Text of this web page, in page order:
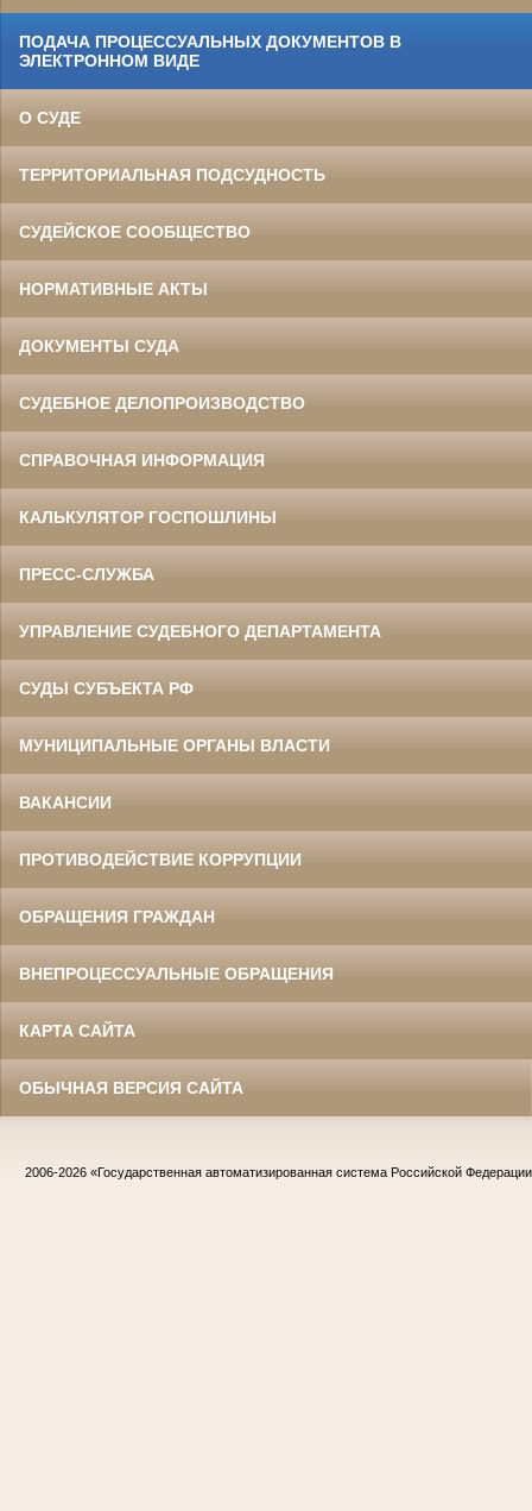
ПОДАЧА ПРОЦЕССУАЛЬНЫХ ДОКУМЕНТОВ В
ЭЛЕКТРОННОМ ВИДЕ
О СУДЕ
ТЕРРИТОРИАЛЬНАЯ ПОДСУДНОСТЬ
СУДЕЙСКОЕ СООБЩЕСТВО
НОРМАТИВНЫЕ АКТЫ
ДОКУМЕНТЫ СУДА
СУДЕБНОЕ ДЕЛОПРОИЗВОДСТВО
СПРАВОЧНАЯ ИНФОРМАЦИЯ
КАЛЬКУЛЯТОР ГОСПОШЛИНЫ
ПРЕСС-СЛУЖБА
УПРАВЛЕНИЕ СУДЕБНОГО ДЕПАРТАМЕНТА
СУДЫ СУБЪЕКТА РФ
МУНИЦИПАЛЬНЫЕ ОРГАНЫ ВЛАСТИ
ВАКАНСИИ
ПРОТИВОДЕЙСТВИЕ КОРРУПЦИИ
ОБРАЩЕНИЯ ГРАЖДАН
ВНЕПРОЦЕССУАЛЬНЫЕ ОБРАЩЕНИЯ
КАРТА САЙТА
ОБЫЧНАЯ ВЕРСИЯ САЙТА
2006-2026 «Государственная автоматизированная система Российской